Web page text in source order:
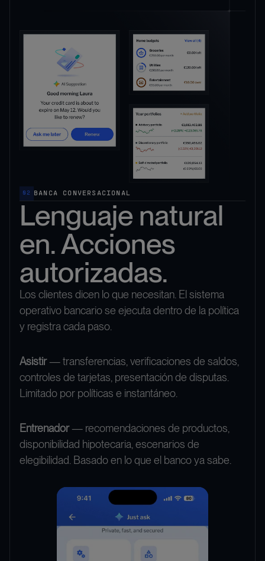
02 BANCA CONVERSACIONAL
Lenguaje natural
en. Acciones
autorizadas.
Los clientes dicen lo que necesitan. El sistema
operativo bancario se ejecuta dentro de la política
y registra cada paso.
Asistir— transferencias, verificaciones de saldos,
controles de tarjetas, presentación de disputas.
Limitado por políticas e instantáneo.
Entrenador— recomendaciones de productos,
disponibilidad hipotecaria, escenarios de
elegibilidad. Basado en lo que el banco ya sabe.